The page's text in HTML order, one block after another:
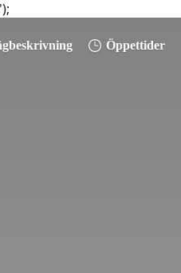
Öppettider